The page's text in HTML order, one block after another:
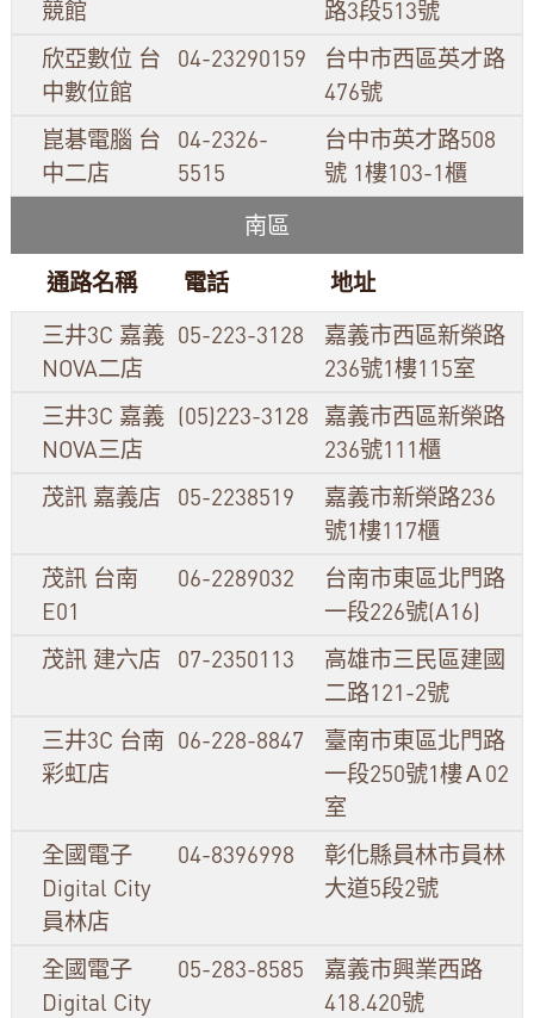
競館
路3段513號
欣亞數位 台
中數位館
04-23290159
台中市西區英才路
476號
崑碁電腦 台
中二店
04-2326-
5515
台中市英才路508
號 1樓103-1櫃
南區
通路名稱
電話
地址
三井3C 嘉義
NOVA二店
05-223-3128
嘉義市西區新榮路
236號1樓115室
三井3C 嘉義
NOVA三店
(05)223-3128 嘉義市西區新榮路
236號111櫃
茂訊 嘉義店
05-2238519
嘉義市新榮路236
號1樓117櫃
茂訊 台南
E01
06-2289032
台南市東區北門路
一段226號(A16)
茂訊 建六店
07-2350113
高雄市三民區建國
二路121-2號
三井3C 台南
彩虹店
06-228-8847
臺南市東區北門路
一段250號1樓Ａ02
室
全國電子
Digital City
員林店
04-8396998
彰化縣員林市員林
大道5段2號
全國電子
Digital City
05-283-8585
嘉義市興業西路
418.420號